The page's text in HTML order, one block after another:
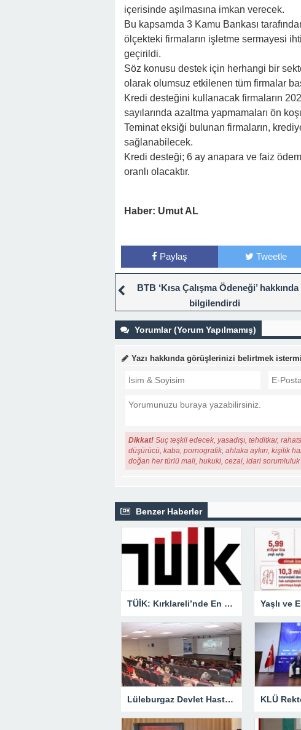
içerisinde aşılmasına imkan verecek.
Bu kapsamda 3 Kamu Bankası
ölçekteki firmaların işletme sermayesi
geçirildi.
Söz konusu destek için herhangi bir
olarak olumsuz etkilenen tüm firmalar
Kredi desteğini kullanacak firmaların
sayılarında azaltma yapmamaları ön
Teminat eksiği bulunan firmaların,
sağlanabilecek.
Kredi desteği; 6 ay anapara ve faiz
oranlı olacaktır.
Haber: Umut AL
Paylaş Tweetle
BTB ‘Kısa Çalışma Ödeneği’ hakkında
bilgilendirdi
Yorumlar (Yorum Yapılmamış)
Yazı hakkında görüşlerinizi belirtmek
Dikkat! Suç teşkil edecek, yasadışı, tehditkar,
düşürücü, kaba, pornografik, ahlaka aykırı, kişilik
doğan her türlü mali, hukuki, cezai, idari
Benzer Haberler
TÜİK: Kırklareli’nde En Büyük Ölüm Nedeni Dolaşım Sistemi Hastalıkları
Lüleburgaz Devlet Hastanesi’nden Dünya Emzirme Haftası Katılımı